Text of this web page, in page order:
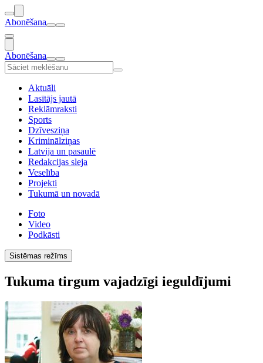
Abonēšana
Abonēšana
Aktuāli
Lasītājs jautā
Reklāmraksti
Sports
Dzīvesziņa
Kriminālziņas
Latvija un pasaulē
Redakcijas sleja
Veselība
Projekti
Tukumā un novadā
Foto
Video
Podkāsti
Sistēmas režīms
Tukuma tirgum vajadzīgi ieguldījumi